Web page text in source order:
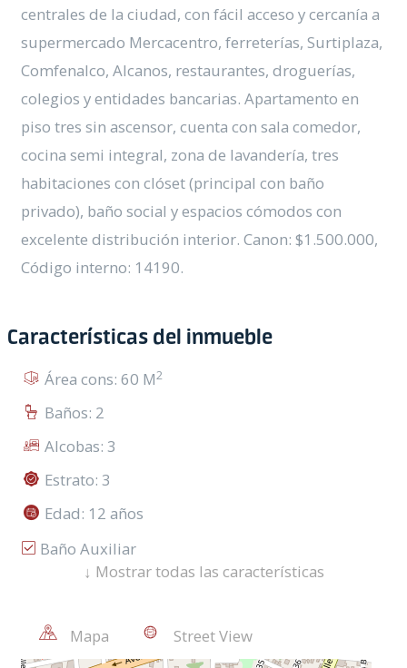
centrales de la ciudad, con fácil acceso y cercanía a
supermercado Mercacentro, ferreterías, Surtiplaza,
Comfenalco, Alcanos, restaurantes, droguerías,
colegios y entidades bancarias. Apartamento en
piso tres sin ascensor, cuenta con sala comedor,
cocina semi integral, zona de lavandería, tres
habitaciones con clóset (principal con baño
privado), baño social y espacios cómodos con
excelente distribución interior. Canon: $1.500.000,
Código interno: 14190.
Características del inmueble
Área cons: 60 M2
Baños: 2
Alcobas: 3
Estrato: 3
Edad: 12 años
Baño Auxiliar
Área Urbana
Hall De Alcobas
↓ Mostrar todas las características
Mapa Street View